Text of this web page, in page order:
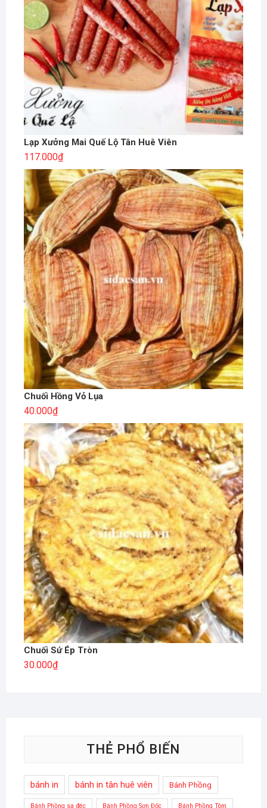
Lạp Xưởng Mai Quế Lộ Tân Huê Viên
117.000₫
Chuối Hồng Vỏ Lụa
40.000₫
Chuối Sứ Ép Tròn
30.000₫
THẺ PHỔ BIẾN
bánh in bánh in tân huê viên Bánh Phồng
Bánh Phồng sa đéc Bánh Phồng Sơn Đốc Bánh Phồng Tôm